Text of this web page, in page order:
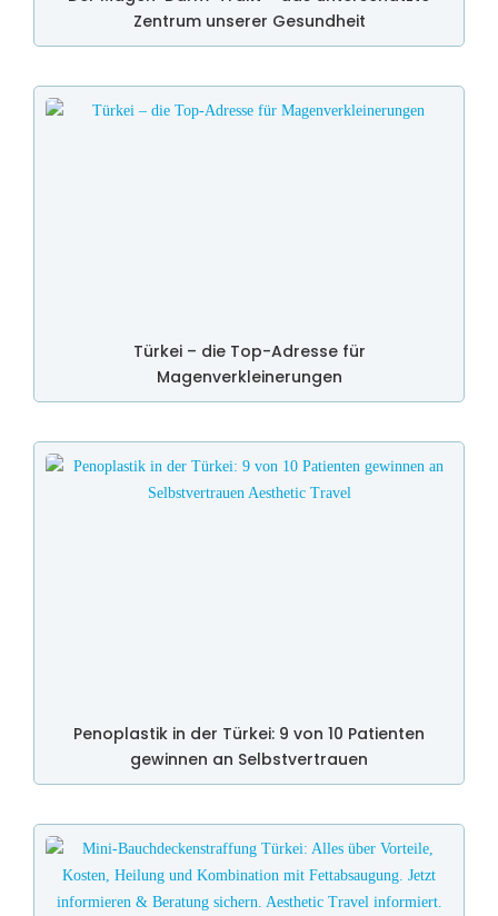
Zentrum unserer Gesundheit
Türkei – die Top-Adresse für
Magenverkleinerungen
Penoplastik in der Türkei: 9 von 10 Patienten
gewinnen an Selbstvertrauen